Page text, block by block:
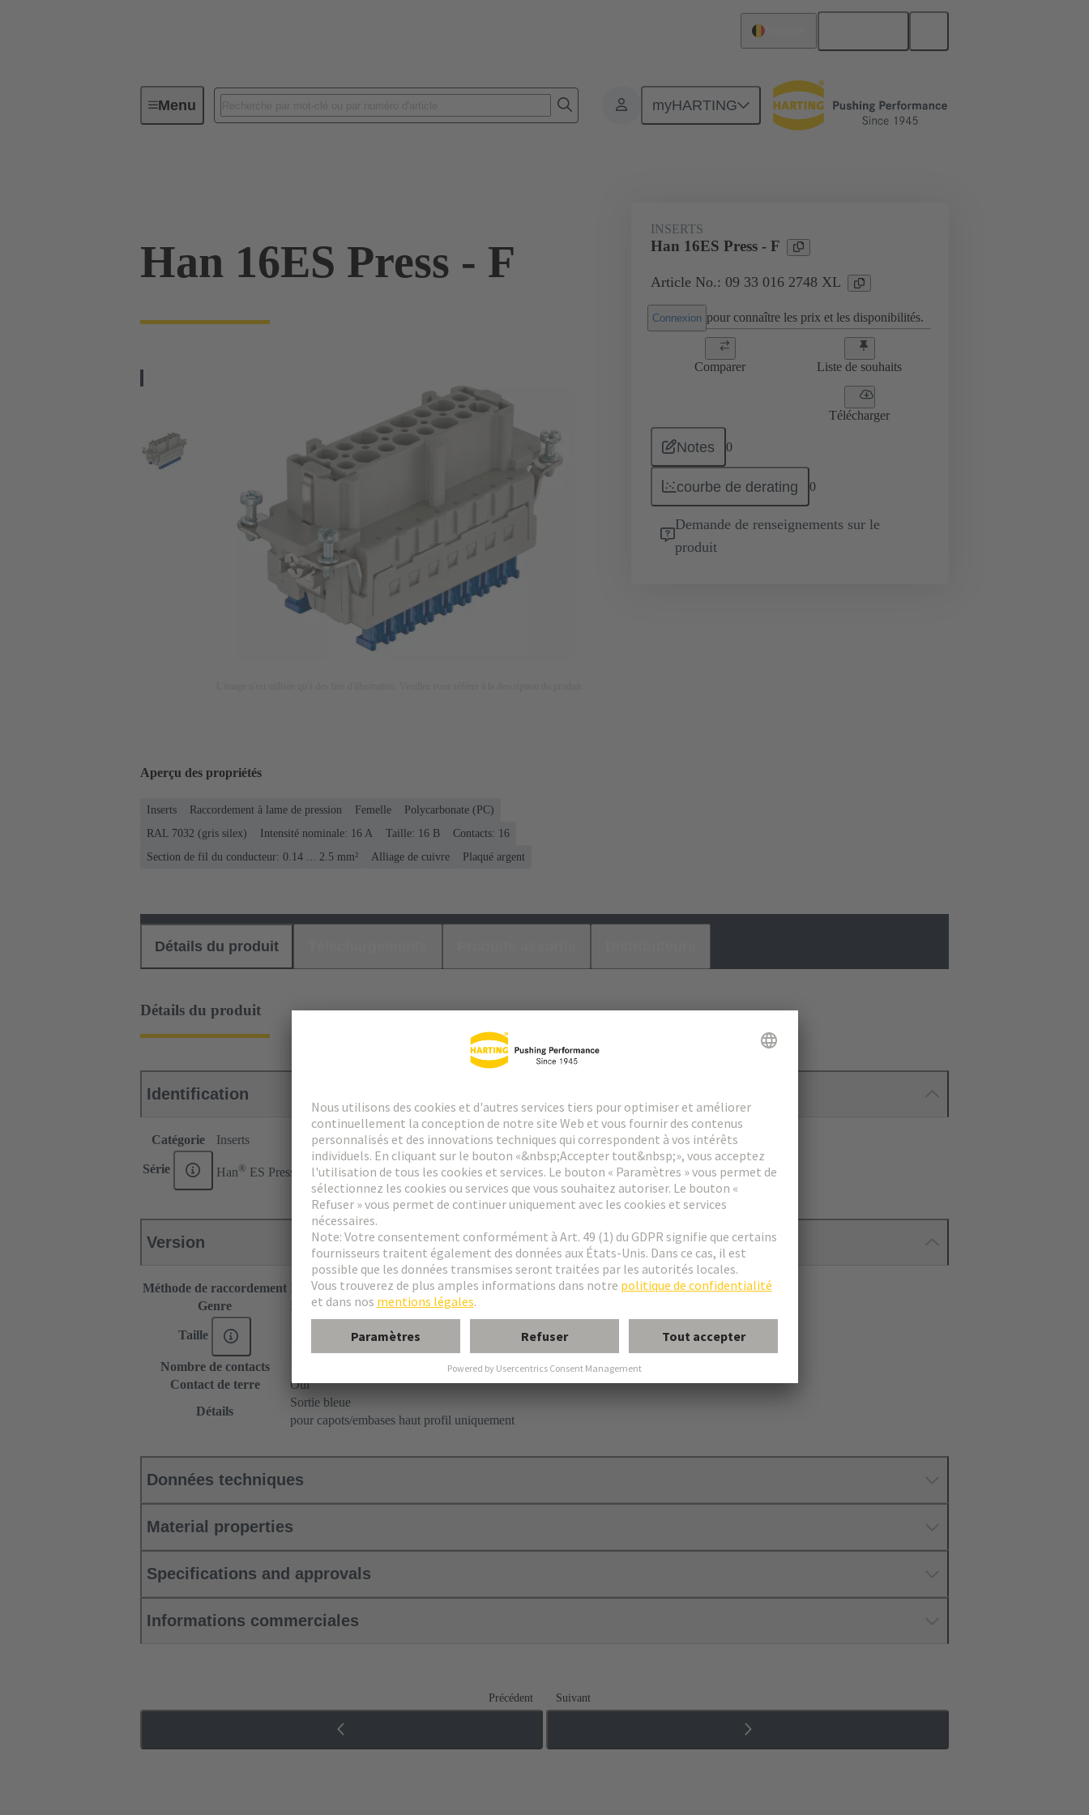
Menu myHARTING
Connecteurs industriels / Han® Inserts monobloc Pour applications industrielles
Han 16ES Press - F
INSERTS
Han 16ES Press - F
Article No.: 09 33 016 2748 XL
Connexion pour connaître les prix et les disponibilités.
Comparer Liste de souhaits
Télécharger
Notes 0
courbe de derating 0
Demande de renseignements sur le
produit
Aperçu des propriétés
Inserts Raccordement à lame de pression Femelle
Polycarbonate (PC)
RAL 7032 (gris silex)
Intensité nominale: ‌16 A Taille: 16 B
Contacts: 16
Section de fil du conducteur: 0.14 ... 2.5 mm²
Alliage de cuivre Plaqué argent
Détails du produit
Détails du produit
Identification
Catégorie Inserts
Série Han® ES Press
Version
Méthode de raccordement Raccordement à lame de pression
Genre
Femelle
Taille
Nombre de contacts
Contact de terre
Oui
Détails
Sortie bleue
pour capots/embases haut profil uniquement
Données techniques
Material properties
Specifications and approvals
Informations commerciales
Précédent Suivant